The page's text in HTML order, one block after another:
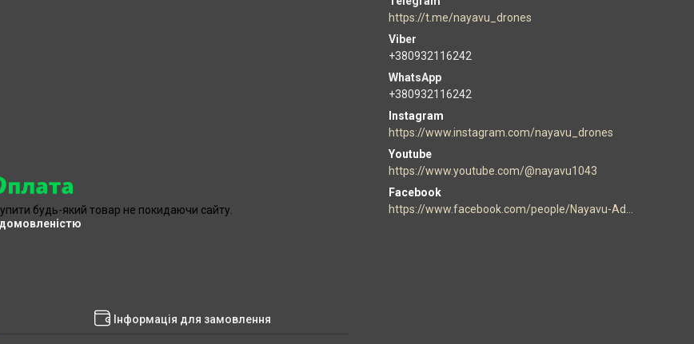
https://t.me/nayavu_drones
+380932116242
+380932116242
Instagram
https://www.instagram.com/nayavu_drones
Youtube
https://www.youtube.com/@nayavu1043
Facebook
будь-який товар не покидаючи сайту.
Інформація для замовлення